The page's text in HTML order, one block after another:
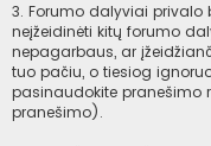
3. Forumo dalyviai
neįžeidinėti kitų forumo
nepagarbaus, ar
tuo pačiu, o tiesiog
pasinaudokite
pranešimo).